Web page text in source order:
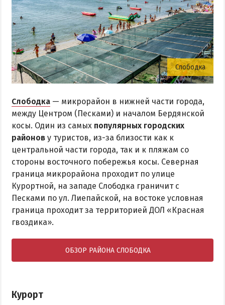
Слободка
Слободка — микрорайон в нижней части города,
между Центром (Песками) и началом Бердянской
косы. Один из самых популярных городских
районов у туристов, из-за близости как к
центральной части города, так и к пляжам со
стороны восточного побережья косы. Северная
граница микрорайона проходит по улице
Курортной, на западе Слободка граничит с
Песками по ул. Лиепайской, на востоке условная
граница проходит за территорией ДОЛ «Красная
гвоздика».
ОБЗОР РАЙОНА СЛОБОДКА
Курорт